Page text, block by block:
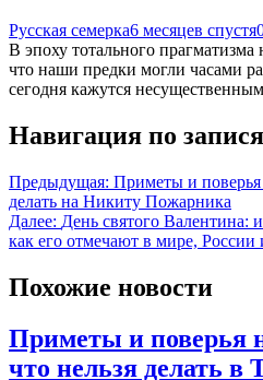
Русская семерка6 месяцев спустя
В эпоху тотального прагматизма
что наши предки могли часами
сегодня кажутся
Навигация по
Предыдущая: Приметы и поверья
делать на Никиту Пожарника
Далее: День святого Валентина:
как его отмечают в мире, России
Похожие новости
Приметы и поверья
что нельзя делать в